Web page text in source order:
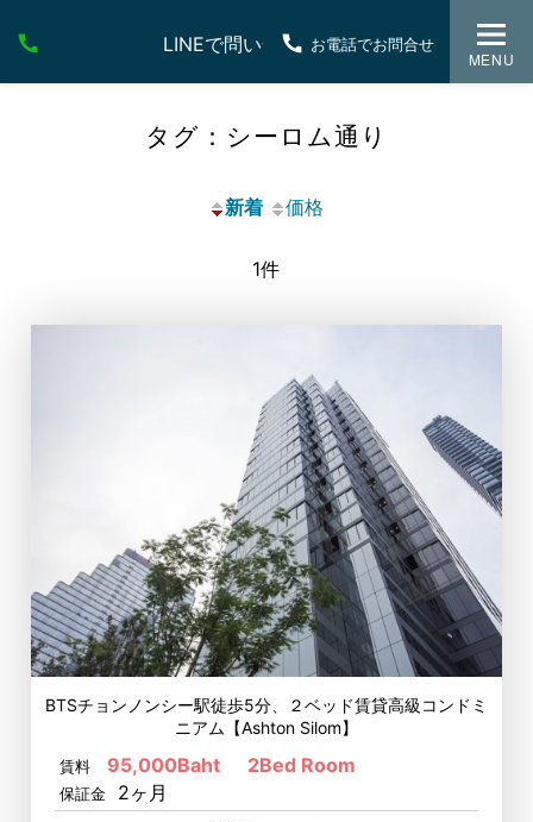
MENU
タグ：シーロム通り
新着 価格
1件
BTSチョンノンシー駅徒歩5分、２ベッド賃貸高級コンドミ
ニアム【Ashton Silom】
賃料 95,000Baht 2Bed Room
保証金 2ヶ月
LINEで問い合わせお電話でお問合せ